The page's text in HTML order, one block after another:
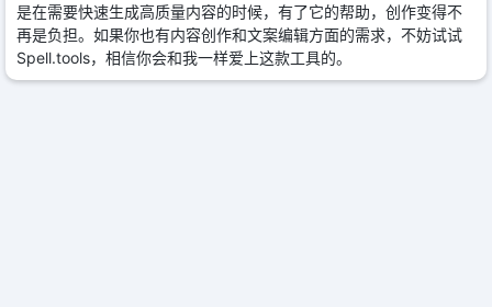
是在需要快速生成高质量内容的时候，有了它的帮助，创作变得不
再是负担。如果你也有内容创作和文案编辑方面的需求，不妨试试
Spell.tools，相信你会和我一样爱上这款工具的。